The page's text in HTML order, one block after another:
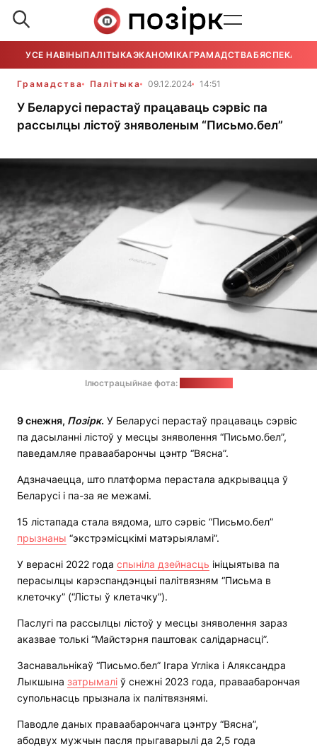
УСЕ НАВІНЫПАЛІТЫКАЭКАНОМІКАГРАМАДСТВАБЯСПЕКА
Грамадства Палітыка 09.12.2024 14:51
У Беларусі перастаў працаваць сэрвіс па
рассылцы лістоў зняволеным “Письмо.бел”
Ілюстрацыйнае фота:
9 снежня, Позірк. У Беларусі перастаў працаваць сэрвіс
па дасыланні лістоў у месцы зняволення “Письмо.бел”,
паведамляе праваабарончы цэнтр “Вясна”.
Адзначаецца, што платформа перастала адкрывацца ў
Беларусі і па-за яе межамі.
15 лістапада стала вядома, што сэрвіс “Письмо.бел”
прызнаны “экстрэмісцкімі матэрыяламі”.
У верасні 2022 года спыніла дзейнасць ініцыятыва па
перасылцы карэспандэнцыі палітвязням “Письма в
клеточку” (“Лісты ў клетачку”).
Паслугі па рассылцы лістоў у месцы зняволення зараз
аказвае толькі “Майстэрня паштовак салідарнасці”.
Заснавальнікаў “Письмо.бел” Ігара Угліка і Аляксандра
Лыкшына затрымалі ў снежні 2023 года, праваабарончая
супольнасць прызнала іх палітвязнямі.
Паводле даных праваабарончага цэнтру “Вясна”,
абодвух мужчын пасля прыгаварылі да 2,5 года